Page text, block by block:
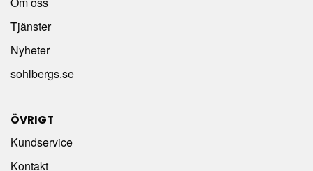
Tjänster
Nyheter
sohlbergs.se
ÖVRIGT
Kundservice
Kontakt